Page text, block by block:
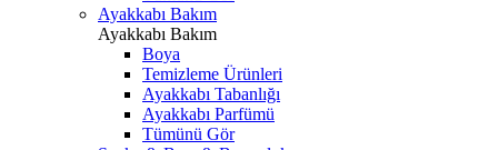
Ayakkabı Bakım
Ayakkabı Bakım
Boya
Temizleme Ürünleri
Ayakkabı Tabanlığı
Ayakkabı Parfümü
Tümünü Gör